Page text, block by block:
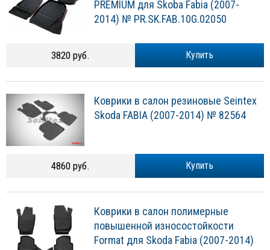
2014) № PR.SK.FAB.10G.02050
Купить
Skoda FABIA (2007-2014) № 82564
Купить
повышенной износостойкости
Format для Skoda Fabia (2007-2014)
№ FORMAT.45.06.210kh